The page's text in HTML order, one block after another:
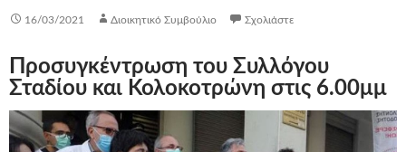
16/03/2021 Διοικητικό Συμβούλιο Σχολιάστε
Προσυγκέντρωση του Συλλόγου
Σταδίου και Κολοκοτρώνη στις 6.00μμ